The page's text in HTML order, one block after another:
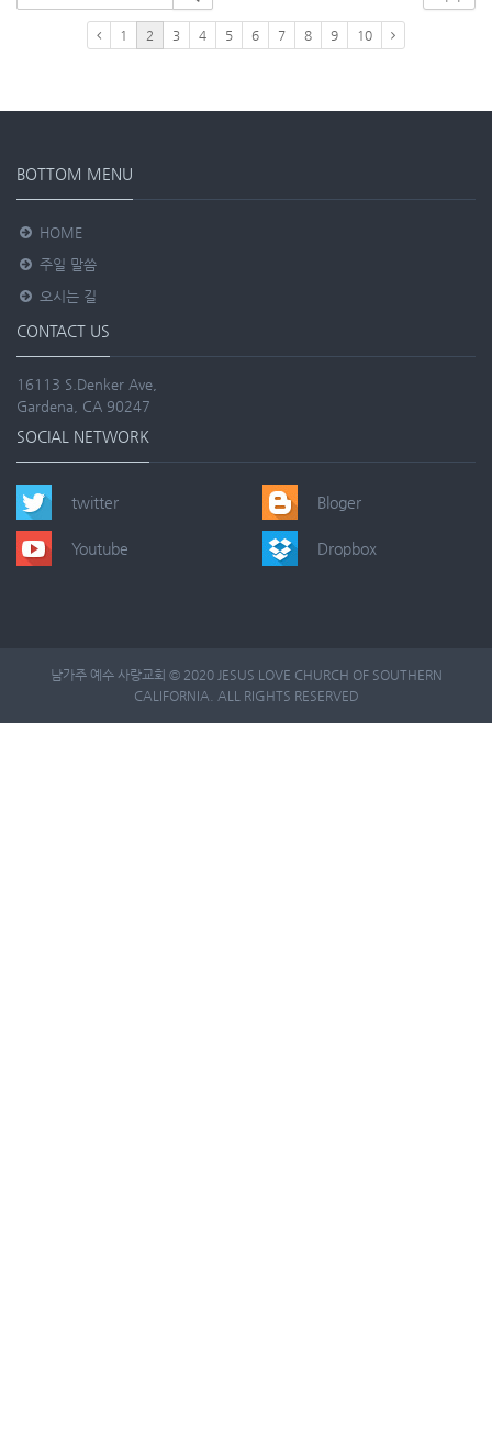
1 2 3 4 5 6 7 8 9 10
BOTTOM MENU
HOME
주일 말씀
오시는 길
CONTACT US
16113 S.Denker Ave,
Gardena, CA 90247
SOCIAL NETWORK
twitter
Youtube
Bloger
Dropbox
남가주 예수 사랑교회 © 2020 JESUS LOVE CHURCH OF SOUTHERN
CALIFORNIA. ALL RIGHTS RESERVED